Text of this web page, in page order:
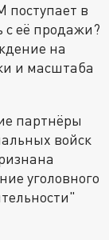
поступает в
с её продажи?
на
и масштаба
партнёры
войск
уголовного